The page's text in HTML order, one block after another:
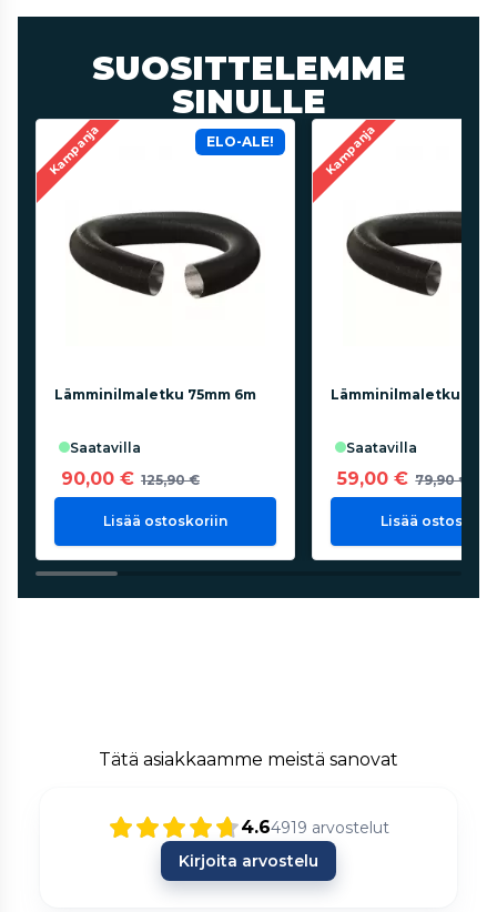
SUOSITTELEMME
SINULLE
Kampanja ELO-ALE!
Lämminilmaletku 75mm 6m
saatavilla
90,00 € 125,90 €
Lisää ostoskoriin
Kampanja
Lämminilmaletku
saatavilla
59,00 € 79,90 €
Lisää
Tätä asiakkaamme meistä sanovat
4.64919 arvostelut
Kirjoita arvostelu